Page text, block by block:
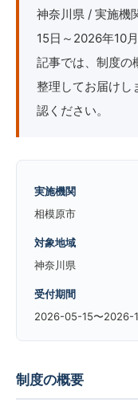
神奈川県 / 実施機
15日～2026年10
記事では、制度の
整理してお届けし
認ください。
実施機関
相模原市
対象地域
神奈川県
受付期間
2026-05-15〜2026-
制度の概要